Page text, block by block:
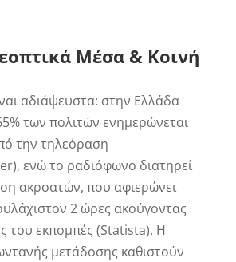
Μέσα & Κοινή
αδιάψευστα: στην Ελλάδα
των πολιτών ενημερώνεται
την τηλεόραση
ενώ το ραδιόφωνο διατηρεί
ακροατών, που αφιερώνει
2 ώρες ακούγοντας
του εκπομπές (Statista). Η
μετάδοσης καθιστούν